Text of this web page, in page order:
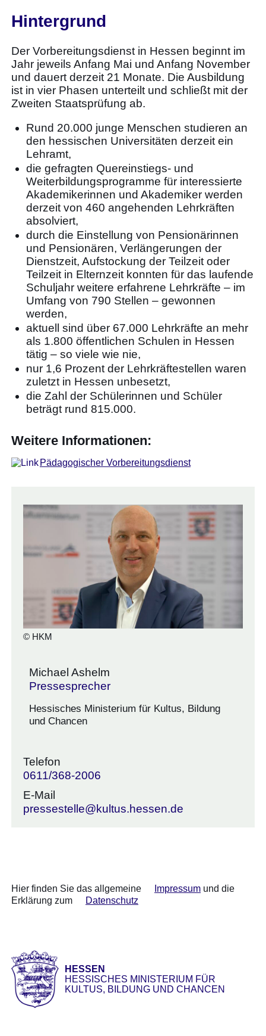
Hintergrund
Der Vorbereitungsdienst in Hessen beginnt im
Jahr jeweils Anfang Mai und Anfang November
und dauert derzeit 21 Monate. Die Ausbildung
ist in vier Phasen unterteilt und schließt mit der
Zweiten Staatsprüfung ab.
Rund 20.000 junge Menschen studieren an
den hessischen Universitäten derzeit ein
Lehramt,
die gefragten Quereinstiegs- und
Weiterbildungsprogramme für interessierte
Akademikerinnen und Akademiker werden
derzeit von 460 angehenden Lehrkräften
absolviert,
durch die Einstellung von Pensionärinnen
und Pensionären, Verlängerungen der
Dienstzeit, Aufstockung der Teilzeit oder
Teilzeit in Elternzeit konnten für das laufende
Schuljahr weitere erfahrene Lehrkräfte – im
Umfang von 790 Stellen – gewonnen
werden,
aktuell sind über 67.000 Lehrkräfte an mehr
als 1.800 öffentlichen Schulen in Hessen
tätig – so viele wie nie,
nur 1,6 Prozent der Lehrkräftestellen waren
zuletzt in Hessen unbesetzt,
die Zahl der Schülerinnen und Schüler
beträgt rund 815.000.
Weitere Informationen:
Pädagogischer Vorbereitungsdienst
© HKM
Michael Ashelm
Pressesprecher
Hessisches Ministerium für Kultus, Bildung
und Chancen
Telefon
0611/368-2006
E-Mail
pressestelle@kultus.hessen.de
Hier finden Sie das allgemeine Impressumund die
Erklärung zum
Datenschutz
HESSEN
HESSISCHES MINISTERIUM FÜR
KULTUS, BILDUNG UND CHANCEN